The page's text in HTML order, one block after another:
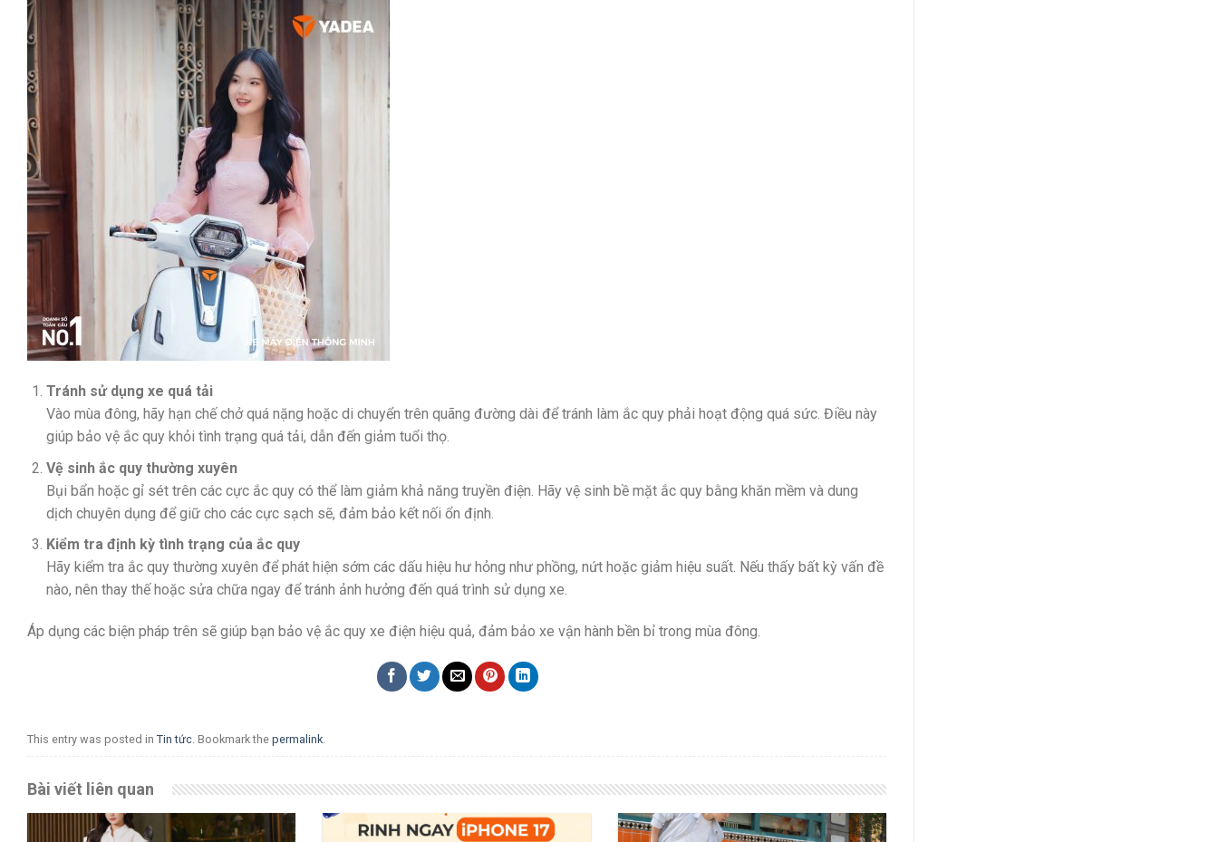
Tránh sử dụng xe quá tải
Vào mùa đông, hãy hạn chế chở quá nặng hoặc di chuyển trên quãng đường dài để tránh làm ắc quy phải hoạt động quá sức. Điều này
giúp bảo vệ ắc quy khỏi tình trạng quá tải, dẫn đến giảm tuổi thọ.
Vệ sinh ắc quy thường xuyên
Bụi bẩn hoặc gỉ sét trên các cực ắc quy có thể làm giảm khả năng truyền điện. Hãy vệ sinh bề mặt ắc quy bằng khăn mềm và dung
dịch chuyên dụng để giữ cho các cực sạch sẽ, đảm bảo kết nối ổn định.
Kiểm tra định kỳ tình trạng của ắc quy
Hãy kiểm tra ắc quy thường xuyên để phát hiện sớm các dấu hiệu hư hỏng như phồng, nứt hoặc giảm hiệu suất. Nếu thấy bất kỳ vấn đề
nào, nên thay thế hoặc sửa chữa ngay để tránh ảnh hưởng đến quá trình sử dụng xe.
Áp dụng các biện pháp trên sẽ giúp bạn bảo vệ ắc quy xe điện hiệu quả, đảm bảo xe vận hành bền bỉ trong mùa đông.
This entry was posted in Tin tức. Bookmark the permalink.
Bài viết liên quan